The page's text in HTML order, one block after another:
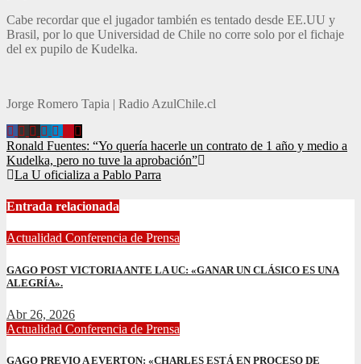
Cabe recordar que el jugador también es tentado desde EE.UU y
Brasil, por lo que Universidad de Chile no corre solo por el fichaje
del ex pupilo de Kudelka.
Jorge Romero Tapia | Radio AzulChile.cl
Navegación
de
Ronald Fuentes: “Yo quería hacerle un contrato de 1 año y medio a
Kudelka, pero no tuve la aprobación”
La U oficializa a Pablo Parra
Entrada relacionada
Actualidad Conferencia de Prensa
GAGO POST VICTORIA ANTE LA UC: «GANAR UN CLÁSICO ES UNA
ALEGRÍA».
Abr 26, 2026
Actualidad Conferencia de Prensa
GAGO PREVIO A EVERTON: «CHARLES ESTÁ EN PROCESO DE